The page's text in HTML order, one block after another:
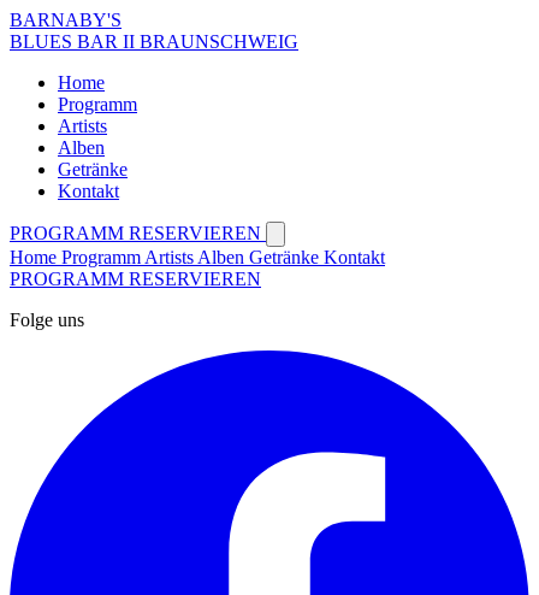
BARNABY'S
BLUES BAR II BRAUNSCHWEIG
Home
Programm
Artists
Alben
Getränke
Kontakt
PROGRAMM RESERVIEREN
Home Programm Artists Alben Getränke Kontakt
PROGRAMM RESERVIEREN
Folge uns